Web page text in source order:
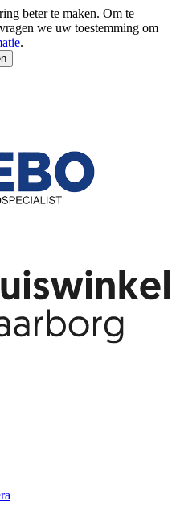
beter te maken. Om te
we uw toestemming om
.